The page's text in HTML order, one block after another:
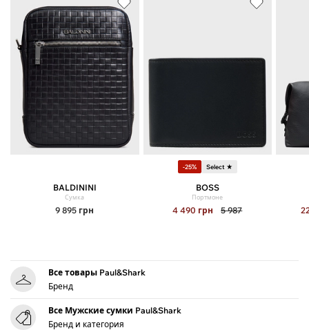
BALDININI
Сумка
9 895 грн
-25% Select ★
BOSS
Портмоне
4 490 грн 5 987
Все товары Paul&Shark
Бренд
Все Мужские сумки Paul&Shark
Бренд и категория